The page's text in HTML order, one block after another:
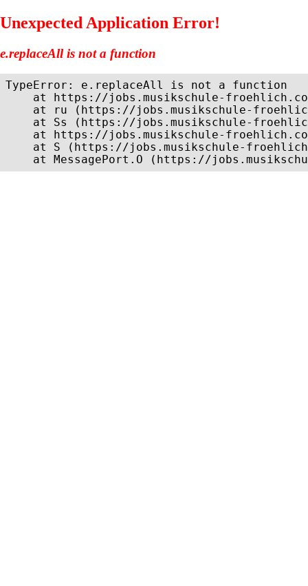
Unexpected Application Error!
e.replaceAll is not a function
TypeError: e.replaceAll is not a function
at https://jobs.musikschule-
at ru (https://jobs.musikschule-
at Ss (https://jobs.musikschule-
at https://jobs.musikschule-
at S (https://jobs.musikschule-
at MessagePort.O (https://